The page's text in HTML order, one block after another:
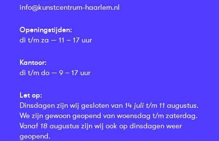
info@kunstcentrum-haarlem.nl
Openingstijden:
di t/m za — 11 – 17 uur
Kantoor:
di t/m do — 9 – 17 uur
Let op:
Dinsdagen zijn wij gesloten van 14 juli t/m 11 augustus.
We zijn gewoon geopend van woensdag t/m zaterdag.
Vanaf 18 augustus zijn wij ook op dinsdagen weer
geopend.